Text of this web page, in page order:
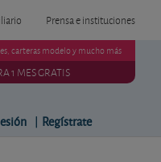
Prensa e instituciones
carteras modelo y mucho más
1 MES GRATIS
| Regístrate